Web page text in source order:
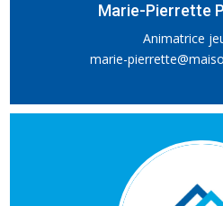
Marie-Pierrette
Animatrice
marie-